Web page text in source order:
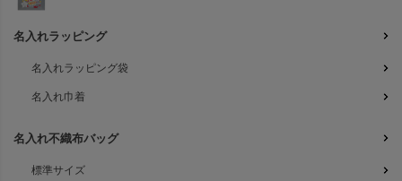
名入れラッピング
名入れラッピング袋
名入れ巾着
名入れ不織布バッグ
標準サイズ